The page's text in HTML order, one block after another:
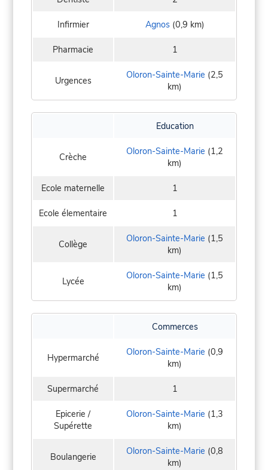
Infirmier Agnos(0,9 km)
Pharmacie 1
Urgences Oloron-Sainte-Marie (2,5
km)
Education
Crèche Oloron-Sainte-Marie (1,2
km)
Ecole maternelle 1
Ecole élementaire 1
Collège Oloron-Sainte-Marie (1,5
km)
Lycée Oloron-Sainte-Marie (1,5
km)
Commerces
Hypermarché Oloron-Sainte-Marie (0,9
km)
Supermarché 1
Epicerie /
Supérette
Oloron-Sainte-Marie (1,3
km)
Boulangerie Oloron-Sainte-Marie (0,8
km)